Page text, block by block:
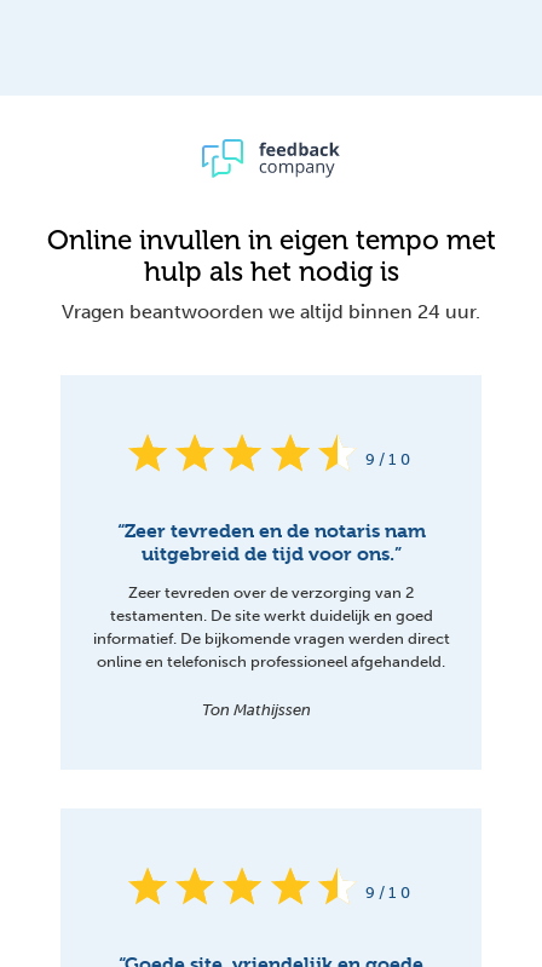
Online invullen in eigen tempo met
hulp als het nodig is
Vragen beantwoorden we altijd binnen 24 uur.
9/10
“Zeer tevreden en de notaris nam
uitgebreid de tijd voor ons.”
Zeer tevreden over de verzorging van 2
testamenten. De site werkt duidelijk en goed
informatief. De bijkomende vragen werden direct
online en telefonisch professioneel afgehandeld.
Ton Mathijssen
9/10